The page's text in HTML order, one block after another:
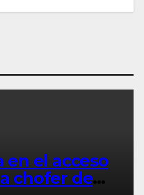
en el acceso
chofer de